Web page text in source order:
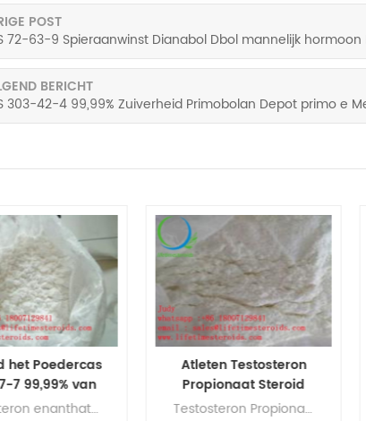
POST
72-63-9 Spieraanwinst Dianabol Dbol mannelijk
BERICHT
303-42-4 99,99% Zuiverheid Primobolan Depot primo e
het Poedercas
7 99,99% van
testosteron enanthate te koop, testosteron enanthate bodybuilding, testosteron enanthate alpha pharma
Atleten Testosteron
Propionaat Steroid
Poeder Test P
Testosteron Propionaat poeder, Testosteron Propionaat pct, Testosteron Propionaat recept, Testosteron Propionaat halfwaardetijd, Testosteron Propionaat 100 mg dosering, Testosteron Propionaat dosering voor opbouw, Testosteron Propionaat 100 mg, Testosteron Propionaat gebruikt